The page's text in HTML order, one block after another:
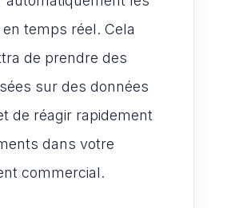
temps réel. Cela
de prendre des
sur des données
de réagir rapidement
dans votre
commercial.